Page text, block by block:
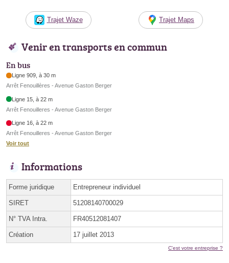
Trajet Waze Trajet Maps
Venir en transports en commun
En bus
Ligne 909, à 30 m
Arrêt Fenouillères - Avenue Gaston Berger
Ligne 15, à 22 m
Arrêt Fenouilleres - Avenue Gaston Berger
Ligne 16, à 22 m
Arrêt Fenouilleres - Avenue Gaston Berger
Voir tout
Informations
Forme juridique Entrepreneur individuel
SIRET 51208140700029
N° TVA Intra. FR40512081407
Création 17 juillet 2013
C'est votre entreprise ?